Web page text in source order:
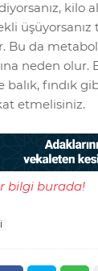
kilo
Bu da
neden
fındık
etmelisiniz.
bilgi burada!